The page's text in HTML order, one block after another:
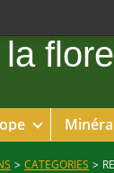
> CATEGORIES >